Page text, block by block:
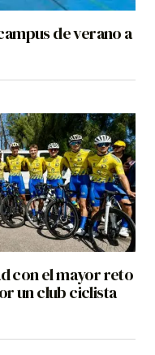
de verano a
con el mayor reto
un club ciclista